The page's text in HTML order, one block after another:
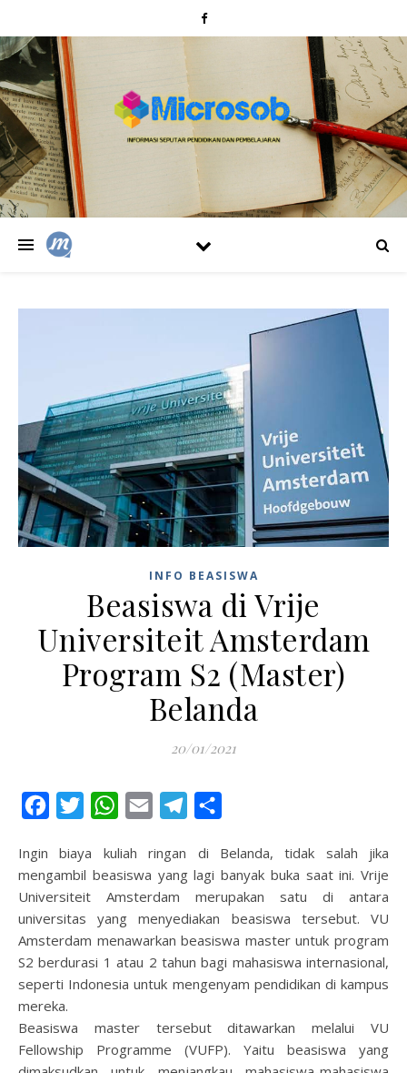
INFO BEASISWA
Beasiswa di Vrije
Universiteit Amsterdam
Program S2 (Master)
Belanda
20/01/2021
FacebookTwitterWhatsApp
Email Telegram
Ingin biaya kuliah ringan di Belanda, tidak salah jika
mengambil beasiswa yang lagi banyak buka saat ini. Vrije
Universiteit Amsterdam merupakan satu di antara
universitas yang menyediakan beasiswa tersebut. VU
Amsterdam menawarkan beasiswa master untuk program
S2 berdurasi 1 atau 2 tahun bagi mahasiswa internasional,
seperti Indonesia untuk mengenyam pendidikan di kampus
mereka.
Beasiswa master tersebut ditawarkan melalui VU
Fellowship Programme (VUFP). Yaitu beasiswa yang